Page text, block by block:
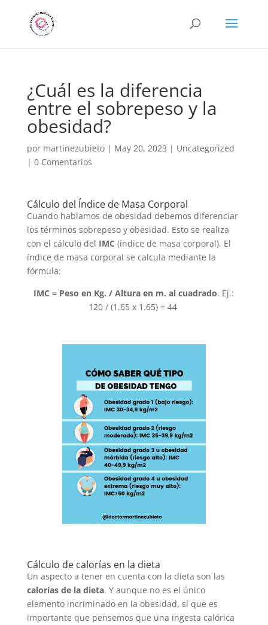
¿Cuál es la diferencia
entre el sobrepeso y la
obesidad?
por martinezubieto| May 20, 2023 | Uncategorized
| 0 Comentarios
Cálculo del Índice de Masa Corporal
Cuando hablamos de obesidad debemos diferenciar
los términos sobrepeso y obesidad. Esto se realiza
con el cálculo del IMC (índice de masa corporal). El
índice de masa corporal se calcula mediante la
fórmula:
IMC = Peso en Kg. / Altura en m. al cuadrado. Ej.:
120 / (1.65 x 1.65) = 44
Cálculo de calorías en la dieta
Un aspecto a tener en cuenta con la dieta son las
calorías de la dieta. Y aunque no es el único
elemento incriminado en la obesidad, sí que es
importante que pensemos que una ingesta calórica